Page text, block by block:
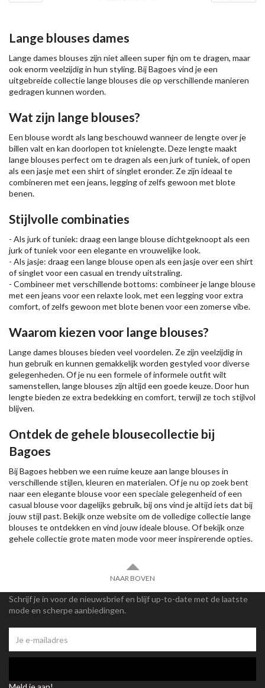
Lange blouses dames
Lange dames blouses zijn niet alleen super fijn om te dragen, maar
ook enorm veelzijdig in hun styling. Bij Bagoes vind je een
uitgebreide collectie lange blouses die op verschillende manieren
gedragen kunnen worden.
Wat zijn lange blouses?
Een blouse wordt als lang beschouwd wanneer de lengte over je
billen valt en kan doorlopen tot knielengte. Deze lengte maakt
lange blouses perfect om te dragen als een jurk of tuniek, of open
als een jasjemet een shirt of singlet eronder. Ze zijn ideaal te
combineren met een jeans, legging of zelfs gewoon met blote
benen.
Stijlvolle combinaties
- Als jurk of tuniek: draag een lange blouse dichtgeknoopt als een
jurk of tuniek voor een elegante en vrouwelijke look.
- Als jasje: draag een lange blouse open als een jasje over een shirt
of singlet voor een casual en trendy uitstraling.
- Combineer met verschillende bottoms: combineer je lange blouse
met een jeans voor een relaxte look, met een legging voor extra
comfort, of zelfs gewoon met blote benen voor een zomerse vibe.
Waarom kiezen voor lange blouses?
Lange dames blouses bieden veel voordelen. Ze zijn veelzijdig in
hun gebruik en kunnen gemakkelijk worden gestyled voor diverse
gelegenheden. Of je nu een formele of informele outfit wilt
samenstellen, lange blouses zijn altijd een goede keuze. Door hun
lengte bieden ze extra bedekking en comfort, terwijl ze toch stijlvol
blijven.
Ontdek de gehele blousecollectie bij
Bagoes
Bij Bagoes hebben we een ruime keuze aan lange blouses in
verschillende stijlen, kleuren en materialen. Of je nu op zoek bent
naar een elegante blouse voor een speciale gelegenheid of een
casual blouse voor dagelijks gebruik, bij ons vind je altijd iets dat bij
jouw stijl past. Bekijk onze website om de volledige collectie lange
blouses te ontdekken en vind jouw ideale blouse. Of bekijk onze
gehele collectiegrote maten mode voor meer inspirerende opties.
NAAR BOVEN
Schrijf je in voor de nieuwsbrief en blijf up-to-date met de laatste
mode en scherpe aanbiedingen.